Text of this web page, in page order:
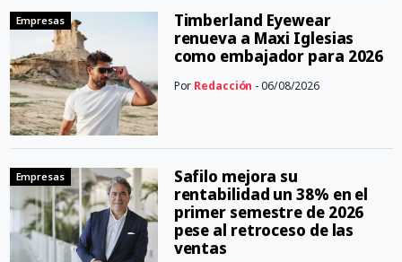
Empresas
Timberland Eyewear
renueva a Maxi Iglesias
como embajador para 2026
Por Redacción - 06/08/2026
Empresas
Safilo mejora su
rentabilidad un 38% en el
primer semestre de 2026
pese al retroceso de las
ventas